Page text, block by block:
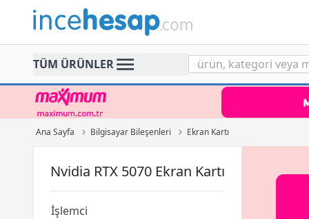
Incehesap
TÜM ÜRÜNLER
Ana Sayfa Bilgisayar Bileşenleri Ekran Kartı
Nvidia RTX 5070 Ekran Kartı
İşlemci